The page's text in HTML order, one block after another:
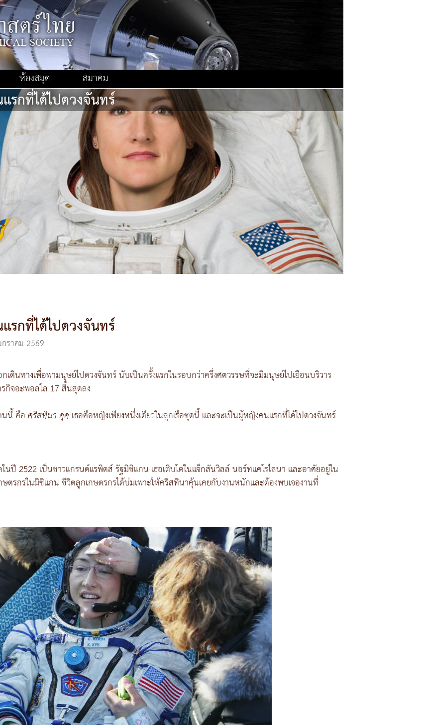
ห้องสมุด สมาคม
กที่ได้ไปดวงจันทร์
กที่ได้ไปดวงจันทร์
ราคม 2569
ดินทางเพื่อพามนุษย์ไปดวงจันทร์ นับเป็นครั้งแรกในรอบกว่าครึ่งศตวรรษที่จะมีมนุษย์ไปเยือนบริวาร
กิจอะพอลโล 17 สิ้นสุดลง
นนี้ คือคริสทินา คุค เธอคือหญิงเพียงหนึ่งเดียวในลูกเรือชุดนี้ และจะเป็นผู้หญิงคนแรกที่ได้ไปดวงจันทร์
ปี 2522 เป็นชาวแกรนด์แรพิดส์ รัฐมิชิแกน เธอเติบโตในแจ็กสันวิลล์ นอร์ทแคโรไลนา และอาศัยอยู่ใน
ตรกรในมิชิแกน ชีวิตลูกเกษตรกรได้บ่มเพาะให้คริสทินาคุ้นเคยกับงานหนักและต้องพบเจองานที่